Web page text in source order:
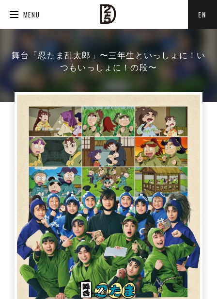
MENU EN
舞台「忍たま乱太郎」〜三年生といっしょに！い
つもいっしょに！の段〜